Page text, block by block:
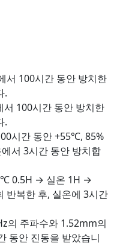
서 100시간 동안 방치한
.
100시간 동안 방치한
.
시간 동안 +55℃, 85%
서 3시간 동안 방치합
0.5H → 실온 1H →
복한 후, 실온에 3시간
의 주파수와 1.52mm의
동안 진동을 받았습니